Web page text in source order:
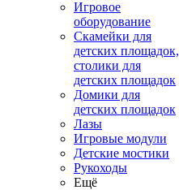
Игровое
оборудование
Скамейки для
детских площадок,
столики для
детских площадок
Домики для
детских площадок
Лазы
Игровые модули
Детские мостики
Рукоходы
Ещё